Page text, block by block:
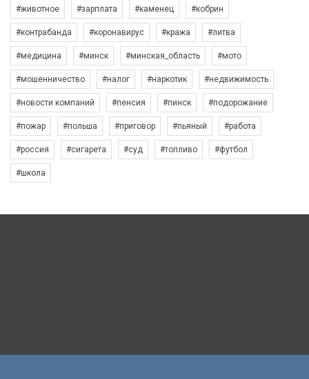
#животное #зарплата #каменец #кобрин
#контрабанда #коронавирус #кража #литва
#медицина #минск #минская_область #мото
#мошенничество #налог #наркотик #недвижимость
#новости компаний #пенсия #пинск #подорожание
#пожар #польша #приговор #пьяный #работа
#россия #сигарета #суд #топливо #футбол
#школа